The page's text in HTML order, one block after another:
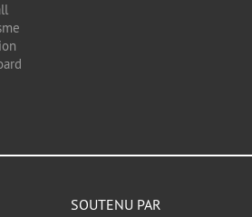
SOUTENU PAR